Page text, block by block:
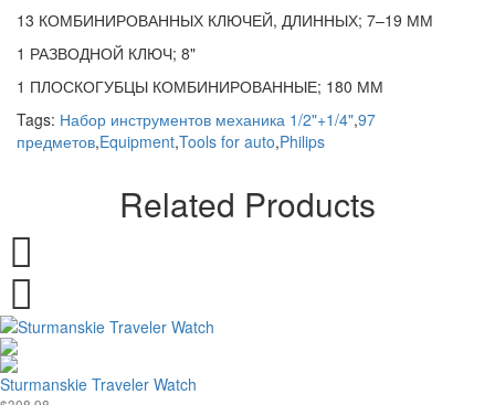
13 КОМБИНИРОВАННЫХ КЛЮЧЕЙ, ДЛИННЫХ; 7–19 ММ
1 РАЗВОДНОЙ КЛЮЧ; 8"
1 ПЛОСКОГУБЦЫ КОМБИНИРОВАННЫЕ; 180 ММ
Tags: Набор инструментов механика 1/2"+1/4",97
предметов,Equipment,Tools for auto,Philips
Related Products
Sturmanskie Traveler Watch